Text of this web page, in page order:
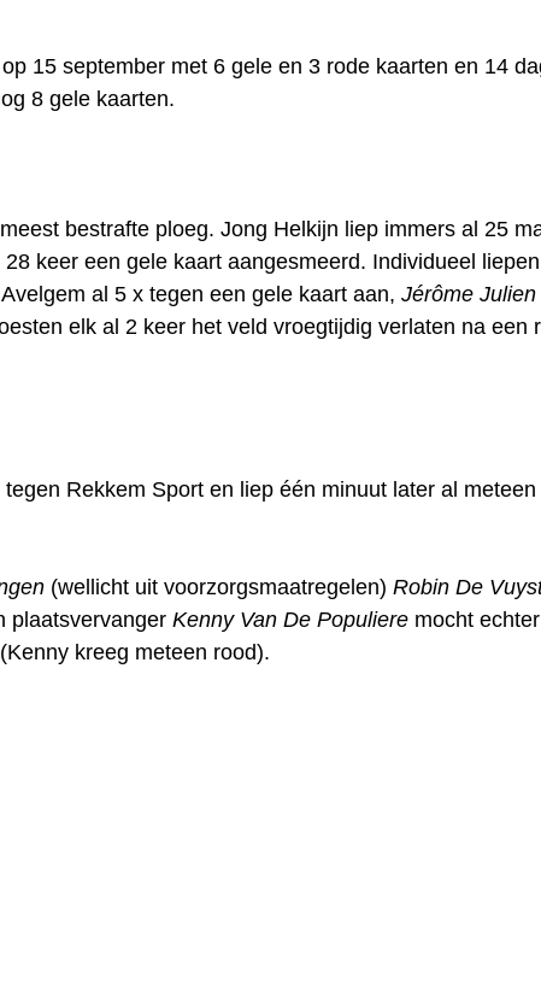
15 september met 6 gele en 3 rode kaarten en 14
8 gele kaarten.
bestrafte ploeg. Jong Helkijn liep immers al 25
keer een gele kaart aangesmeerd. Individueel liepen
al 5 x tegen een gele kaart aan, Jérôme Julien
elk al 2 keer het veld vroegtijdig verlaten na een
Rekkem Sport en liep één minuut later al meteen
(wellicht uit voorzorgsmaatregelen) Robin De
plaatsvervanger Kenny Van De Populiere mocht
kreeg meteen rood).